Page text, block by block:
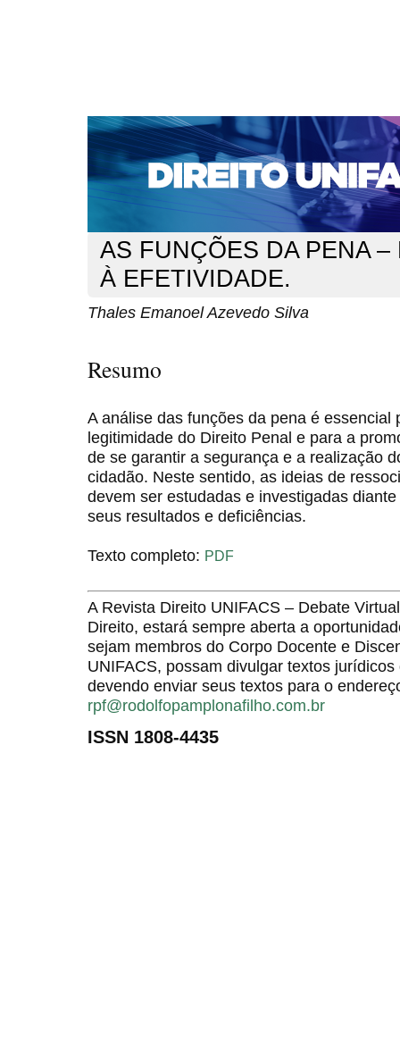
CAPA SOBRE ACESSO CADASTRO
NOTÍCIAS
EDIÇÕES DE Nº 1 A 100 WEBMAIL
Capa>n. 175 (2015) > Azevedo Silva
AS FUNÇÕES DA PENA –
À EFETIVIDADE.
Thales Emanoel Azevedo Silva
Resumo
A análise das funções da pena é essencial
legitimidade do Direito Penal e para a
de se garantir a segurança e a realização
cidadão. Neste sentido, as ideias de
devem ser estudadas e investigadas
seus resultados e deficiências.
Texto completo: PDF
A Revista Direito UNIFACS – Debate
Direito, estará sempre aberta a
sejam membros do Corpo Docente e
UNIFACS, possam divulgar textos
devendo enviar seus textos para o
rpf@rodolfopamplonafilho.com.br
ISSN 1808-4435